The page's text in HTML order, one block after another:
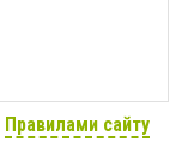
Правилами сайту